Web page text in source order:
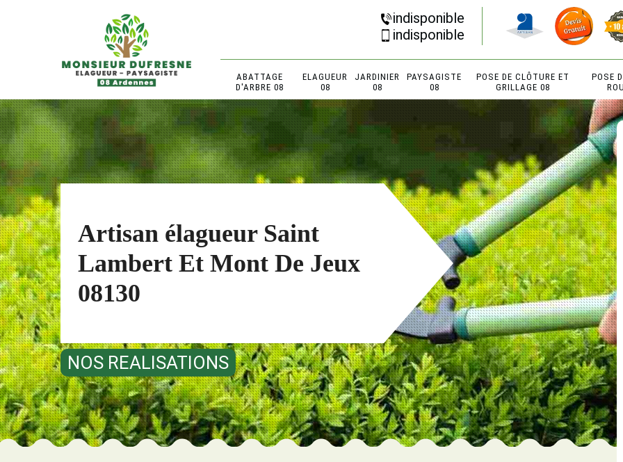
indisponible
indisponible
ABATTAGE
D'ARBRE 08
ELAGUEUR
08
JARDINIER
08
PAYSAGISTE
08
POSE DE CLÔTURE ET
GRILLAGE 08
POSE
Artisan élagueur Saint
Lambert Et Mont De Jeux
08130
NOS REALISATIONS